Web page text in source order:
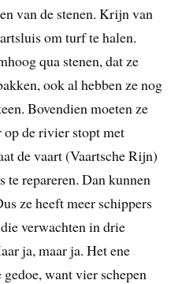
van de stenen. Krijn van
om turf te halen.
qua stenen, dat ze
ook al hebben ze nog
Bovendien moeten ze
de rivier stopt met
de vaart (Vaartsche Rijn)
repareren. Dan kunnen
ze heeft meer schippers
verwachten in drie
ja, maar ja. Het ene
want vier schepen